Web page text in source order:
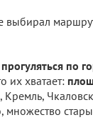
прогуляться по
их хватает:
множество